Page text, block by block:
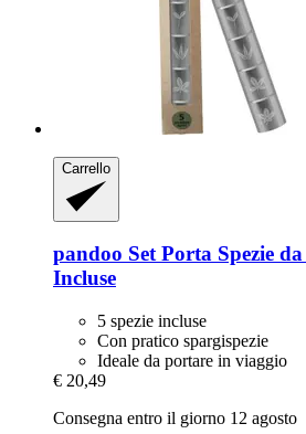
Carrello
pandoo Set Porta Spezie
Incluse
5 spezie incluse
Con pratico spargispezie
Ideale da portare in viaggio
€ 20,49
Consegna entro il giorno 12 agosto